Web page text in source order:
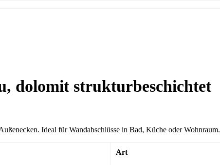
dolomit strukturbeschichtet
Ideal für Wandabschlüsse in Bad, Küche oder Wohnraum.
Art